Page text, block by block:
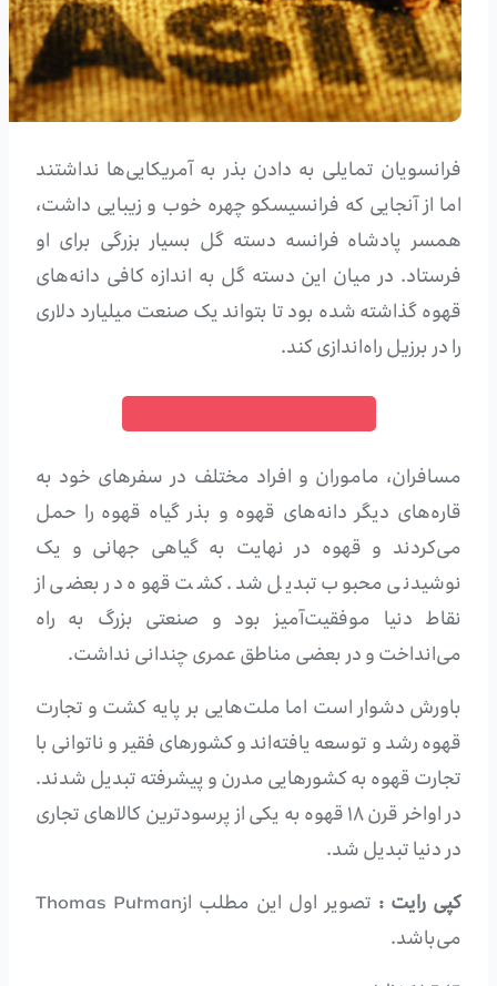
فرانسویان تمایلی به دادن بذر به آمریکایی‌ها نداشتند
اما از آنجایی که فرانسیسکو چهره خوب و زیبایی داشت،
همسر پادشاه فرانسه دسته گل بسیار بزرگی برای او
فرستاد. در میان این دسته گل به اندازه کافی دانه‌های
قهوه گذاشته شده بود تا بتواند یک صنعت میلیارد دلاری
را در برزیل راه‌اندازی کند.
مسافران، ماموران و افراد مختلف در سفرهای خود به
قاره‌های دیگر دانه‌های قهوه و بذر گیاه قهوه را حمل
می‌کردند و قهوه در نهایت به گیاهی جهانی و یک
نوشیدنی محبوب تبدیل شد. کشت قهوه در بعضی از
نقاط دنیا موفقیت‌آمیز بود و صنعتی بزرگ به راه
می‌انداخت و در بعضی مناطق عمری چندانی نداشت.
باورش دشوار است اما ملت‌هایی بر پایه کشت و تجارت
قهوه رشد و توسعه یافته‌اند و کشورهای فقیر و ناتوانی با
تجارت قهوه به کشورهایی مدرن و پیشرفته تبدیل شدند.
در اواخر قرن ۱۸ قهوه به یکی از پرسودترین کالاهای تجاری
در دنیا تبدیل شد.
کپی رایت :
تصویر اول این مطلب ازThomas Putman
می‌باشد.